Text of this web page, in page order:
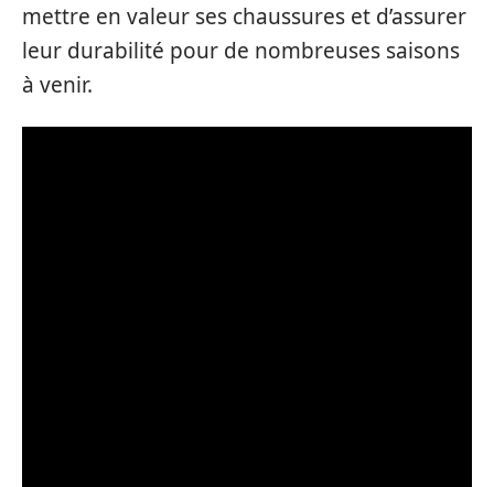
mettre en valeur ses chaussures et d’assurer
leur durabilité pour de nombreuses saisons
à venir.